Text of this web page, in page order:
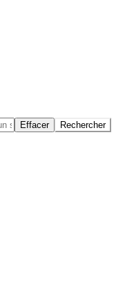
Effacer Rechercher